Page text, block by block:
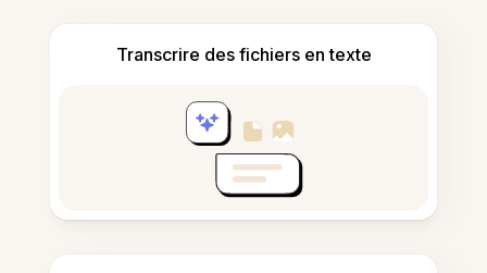
Transcrire des fichiers en texte